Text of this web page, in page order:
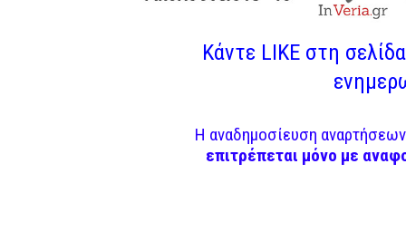
Κάντε LIKE στη
Η αναδημοσίευση
επιτρέπεται μόνο με